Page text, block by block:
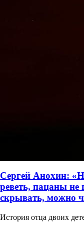
Сергей Анохин:
реветь, пацаны не
скрывать, можно
История отца двоих